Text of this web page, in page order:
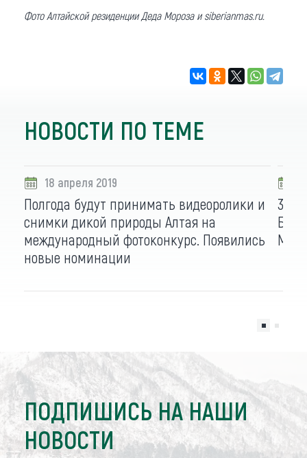
Фото Алтайской резиденции Деда Мороза и siberianmas.ru.
НОВОСТИ ПО ТЕМЕ
18 апреля 2019
Полгода будут принимать видеоролики и
снимки дикой природы Алтая на
международный фотоконкурс. Появились
новые номинации
37
ПОДПИШИСЬ НА НАШИ
НОВОСТИ